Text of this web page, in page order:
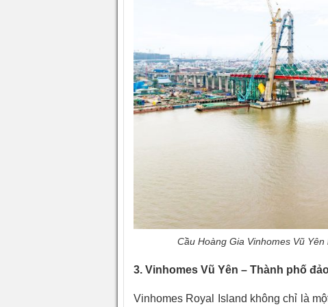
Cầu Hoàng Gia Vinhomes Vũ
3. Vinhomes Vũ Yên – Thành phố
Vinhomes Royal Island không chỉ là